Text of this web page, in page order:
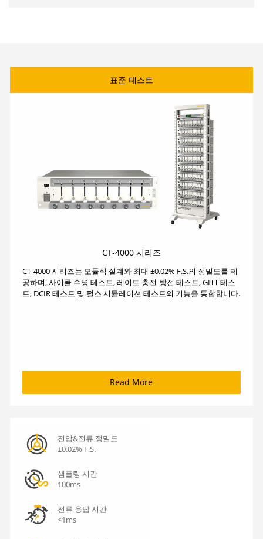
표준 테스트
CT-4000 시리즈
CT-4000 시리즈는 모듈식 설계와 최대 ±0.02% F.S.의 정밀도를 제
공하며, 사이클 수명 테스트, 레이트 충전-방전 테스트, GITT 테스
트, DCIR 테스트 및 펄스 시뮬레이션 테스트의 기능을 통합합니다.
Read More
전압&전류 정밀도
±0.02% F.S.
샘플링 시간
100ms
전류 응답 시간
<1ms